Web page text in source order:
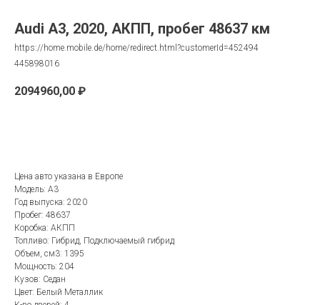
Audi A3, 2020, АКПП, пробег 48637 км
https://home.mobile.de/home/redirect.html?customerId=452494
445898016
2094960,00 ₽
Цена авто указана в Европе
Модель: A3
Год выпуска: 2020
Пробег: 48637
Коробка: АКПП
Топливо: Гибрид, Подключаемый гибрид
Объем, см3: 1395
Мощность: 204
Кузов: Седан
Цвет: Белый Металлик